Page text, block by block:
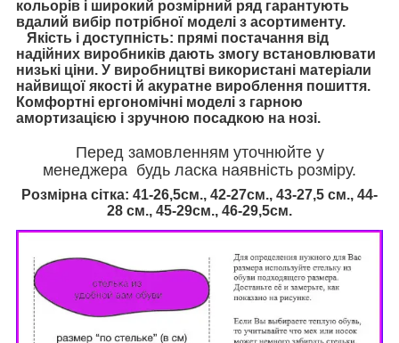
кольорів і широкий розмірний ряд гарантують
вдалий вибір потрібної моделі з асортименту.
Якість і доступність: прямі постачання від
надійних виробників дають змогу встановлювати
низькі ціни. У виробництві використані матеріали
найвищої якості й акуратне вироблення пошиття.
Комфортні ергономічні моделі з гарною
амортизацією і зручною посадкою на нозі.
Перед замовленням уточнюйте у
менеджера будь ласка наявність розміру.
Розмірна сітка: 41-26,5см., 42-27см., 43-27,5 см., 44-
28 см., 45-29см., 46-29,5см.